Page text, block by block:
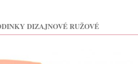
DIZAJNOVÉ RUŽOVÉ